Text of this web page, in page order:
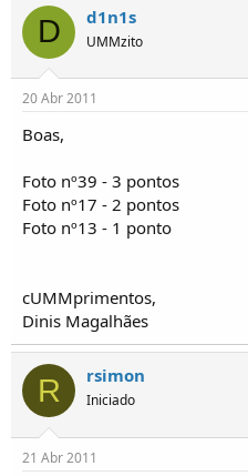
D d1n1s
UMMzito
20 Abr 2011
Boas,
Foto nº39 - 3 pontos
Foto nº17 - 2 pontos
Foto nº13 - 1 ponto
cUMMprimentos,
Dinis Magalhães
R rsimon
Iniciado
21 Abr 2011